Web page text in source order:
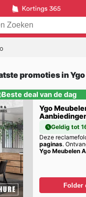
promoties in
Beste deal van de dag
Ygo
Geldig tot
Deze
paginas.
Ygo Meubelen
Folder